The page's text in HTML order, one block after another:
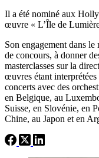
Il a été nominé aux
œuvre « L’Île de
Son engagement dans le
de concours, à donner
masterclasses sur la
œuvres étant
concerts avec des
en Belgique, au
Suisse, en Slovénie, en
Chine, au Japon et en